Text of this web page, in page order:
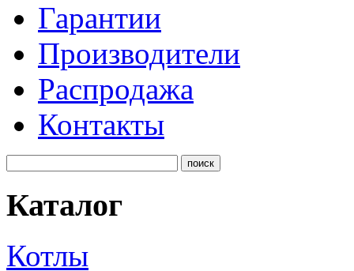
Гарантии
Производители
Распродажа
Контакты
Каталог
Котлы